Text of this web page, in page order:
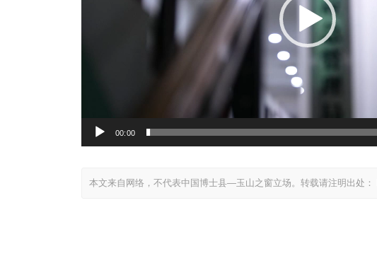
00:00
本文来自网络，不代表中国博士县—玉山之窗立场。转载请注明出处：